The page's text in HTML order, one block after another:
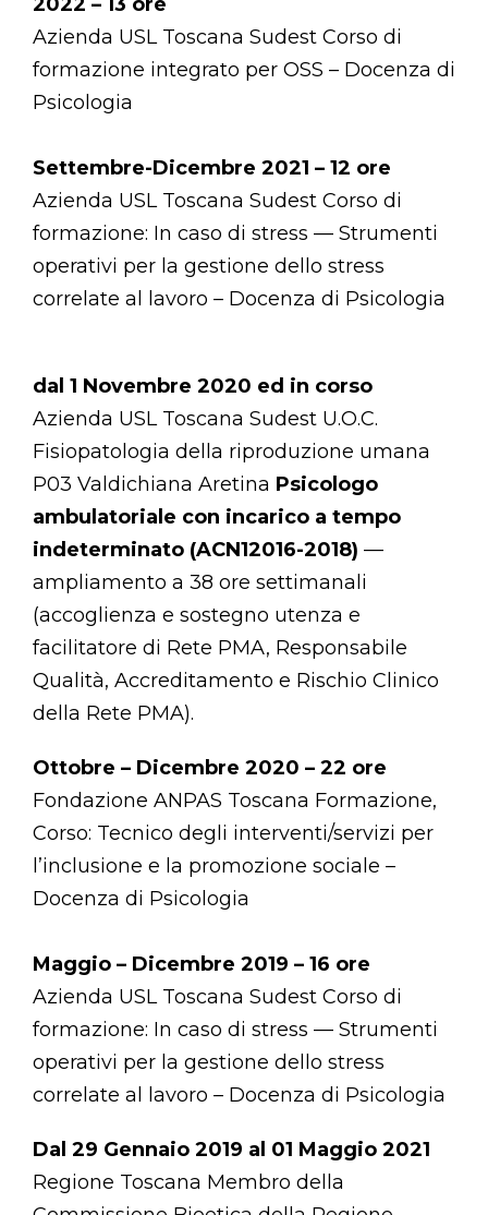
Azienda USL Toscana Sudest Corso di
formazione integrato per OSS – Docenza di
Psicologia
Settembre-Dicembre 2021 – 12 ore
Azienda USL Toscana Sudest Corso di
formazione: In caso di stress — Strumenti
operativi per la gestione dello stress
correlate al lavoro – Docenza di Psicologia
dal 1 Novembre 2020 ed in corso
Azienda USL Toscana Sudest U.O.C.
Fisiopatologia della riproduzione umana
P03 Valdichiana Aretina Psicologo
ambulatoriale con incarico a tempo
indeterminato (ACN12016-2018) —
ampliamento a 38 ore settimanali
(accoglienza e sostegno utenza e
facilitatore di Rete PMA, Responsabile
Qualità, Accreditamento e Rischio Clinico
della Rete PMA).
Ottobre – Dicembre 2020 – 22 ore
Fondazione ANPAS Toscana Formazione,
Corso: Tecnico degli interventi/servizi per
l’inclusione e la promozione sociale –
Docenza di Psicologia
Maggio – Dicembre 2019 – 16 ore
Azienda USL Toscana Sudest Corso di
formazione: In caso di stress — Strumenti
operativi per la gestione dello stress
correlate al lavoro – Docenza di Psicologia
Dal 29 Gennaio 2019 al 01 Maggio 2021
Regione Toscana Membro della